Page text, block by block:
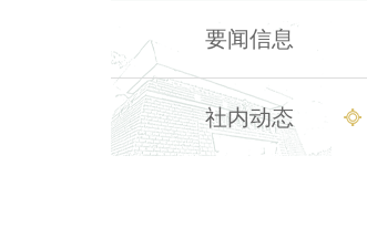
要闻信息
社内动态